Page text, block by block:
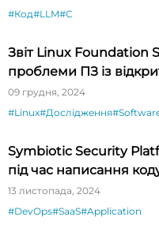
#Код#LLM#C
Звіт Linux Foundation
проблеми ПЗ із
09 грудня, 2024
#Linux#Дослідження
Symbiotic Security
під час написання
13 листопада, 2024
#DevOps#SaaS#Application